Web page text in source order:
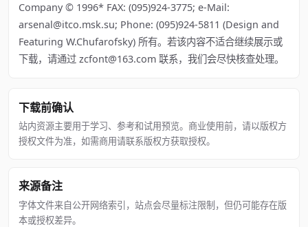
Company © 1996* FAX: (095)924-3775; e-Mail:
arsenal@itco.msk.su; Phone: (095)924-5811 (Design and
Featuring W.Chufarofsky) 所有。若该内容不适合继续展示或
下载，请通过 zcfont@163.com 联系，我们会尽快核查处理。
下载前确认
站内资源主要用于学习、参考和试用预览。商业使用前，请以版权方
授权文件为准，如需商用请联系版权方获取授权。
来源备注
字体文件来自公开网络索引，站点会尽量标注限制，但仍可能存在版
本或授权差异。